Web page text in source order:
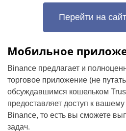
Перейти на
Мобильное
Binance предлагает и
торговое приложение (не
обсуждавшимся кошельком
предоставляет доступ к
Binance, то есть вы сможете
задач.